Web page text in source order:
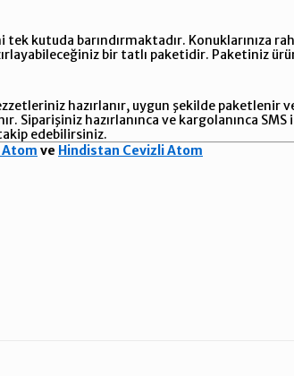
kutuda barındırmaktadır. Konuklarınıza
bir tatlı paketidir. Paketiniz
hazırlanır, uygun şekilde paketlenir
Siparişiniz hazırlanınca ve kargolanınca
edebilirsiniz.
Atom ve Hindistan Cevizli Atom